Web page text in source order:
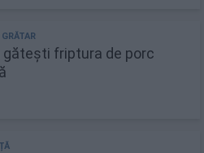
gătești friptura de porc